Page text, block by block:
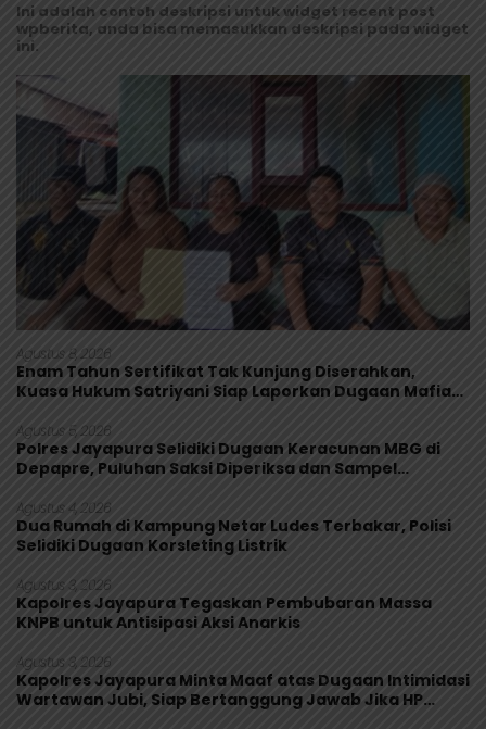
Ini adalah contoh deskripsi untuk widget recent post
wpberita, anda bisa memasukkan deskripsi pada widget
ini.
Agustus 8, 2026
Enam Tahun Sertifikat Tak Kunjung Diserahkan,
Kuasa Hukum Satriyani Siap Laporkan Dugaan Mafia
Agustus 5, 2026
Polres Jayapura Selidiki Dugaan Keracunan MBG di
Depapre, Puluhan Saksi Diperiksa dan Sampel
Agustus 4, 2026
Dua Rumah di Kampung Netar Ludes Terbakar, Polisi
Selidiki Dugaan Korsleting Listrik
Agustus 3, 2026
Kapolres Jayapura Tegaskan Pembubaran Massa
KNPB untuk Antisipasi Aksi Anarkis
Agustus 3, 2026
Kapolres Jayapura Minta Maaf atas Dugaan Intimidasi
Wartawan Jubi, Siap Bertanggung Jawab Jika HP